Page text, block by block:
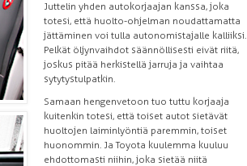
Juttelin yhden autokorjaajan kanssa, joka
totesi, että huolto-ohjelman noudattamatta
jättäminen voi tulla autonomistajalle kalliiksi.
Pelkät öljynvaihdot säännöllisesti eivät riitä,
joskus pitää herkistellä jarruja ja vaihtaa
sytytystulpatkin.
Samaan hengenvetoon tuo tuttu korjaaja
kuitenkin totesi, että toiset autot sietävät
huoltojen laiminlyöntiä paremmin, toiset
huonommin. Ja Toyota kuulemma kuuluu
ehdottomasti niihin, joka sietää niitä